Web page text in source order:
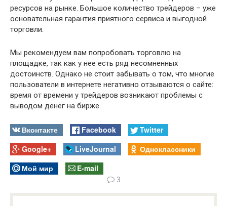
ресурсов на рынке. Большое количество трейдеров – уже
основательная гарантия приятного сервиса и выгодной
торговли.
Мы рекомендуем вам попробовать торговлю на
площадке, так как у нее есть ряд несомненных
достоинств. Однако не стоит забывать о том, что многие
пользователи в интернете негативно отзываются о сайте:
время от времени у трейдеров возникают проблемы с
выводом денег на бирже.
Вконтакте Facebook
Twitter
Google+
LiveJournal
Одноклассники
Мой мир
E-mail
3